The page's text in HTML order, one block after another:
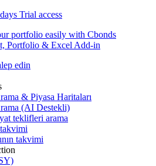
Trial access
portfolio easily with Cbonds
Portfolio & Excel Add-in
edin
& Piyasa Haritaları
(AI Destekli)
teklifleri arama
takvimi